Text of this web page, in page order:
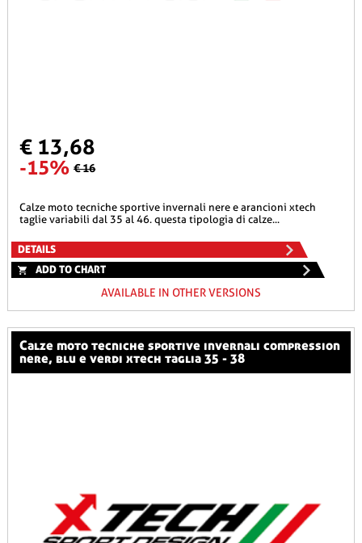
€ 13,68
-15% € 16
calze moto tecniche sportive invernali nere e arancioni xtech
taglie variabili dal 35 al 46. questa tipologia di calze...
DETAILS
ADD TO CHART
AVAILABLE IN OTHER VERSIONS
calze moto tecniche sportive invernali compression
nere, blu e verdi xtech taglia 35 - 38